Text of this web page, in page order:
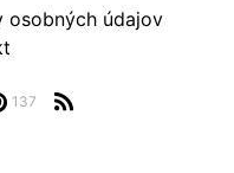
137
osobných údajov